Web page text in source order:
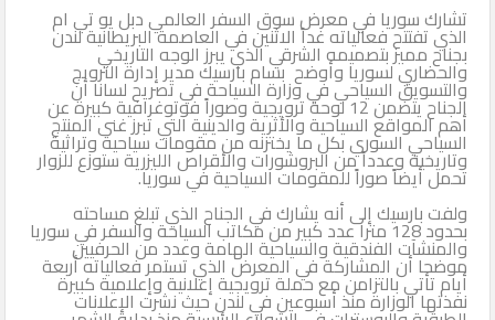
تشارك سوريا في معرض سوق السفر العالمي دبل يو تي ام
الذي تفتتح فعالياته غداً الاثنين في العاصمة البريطانية لندن
بجناح مميز بتصميمه الشرقي الذي يبرز الوجه التاريخي
والحضاري لسوريا وأوضح بسام بارسيك مدير إدارة الترويج
والتسويق السياحي في وزارة السياحة في تصريح لسانا أن
الجناح يتضمن 12 لوحة ترويجية وصوراً فوتوغرافية كبيرة عن
أهم المواقع السياحية والأثرية والدينية التي تبرز غنى المنتج
السياحي السوري بكل ما يختزنه من مقومات سياحية وتراثية
وتاريخية وعدداً من البروشورات والأقراص الليزرية ستوزع للزوار
تحمل أيضاً صوراً للمقومات السياحية في سوريا.
ولفت بارسيك إلى أنه يشارك في الجناح الذي تبلغ مساحته
بحدود 128 مترا عدد كبير من مكاتب السياحة والسفر في سوريا
والمنشآت الفندقية والسياحية الهامة وعدد من الحرفيين
موضحا أن المشاركة في المعرض الذي تستمر فعالياته أربعة
أيام تأتي بالتزامن مع حملة ترويجية إعلانية وإعلامية كبيرة
نفذتها الوزارة منذ أسبوعين في لندن حيث نشرت الإعلانات